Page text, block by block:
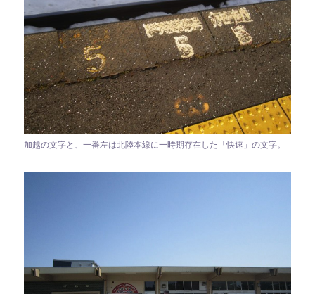
加越の文字と、一番左は北陸本線に一時期存在した「快速」の文字。